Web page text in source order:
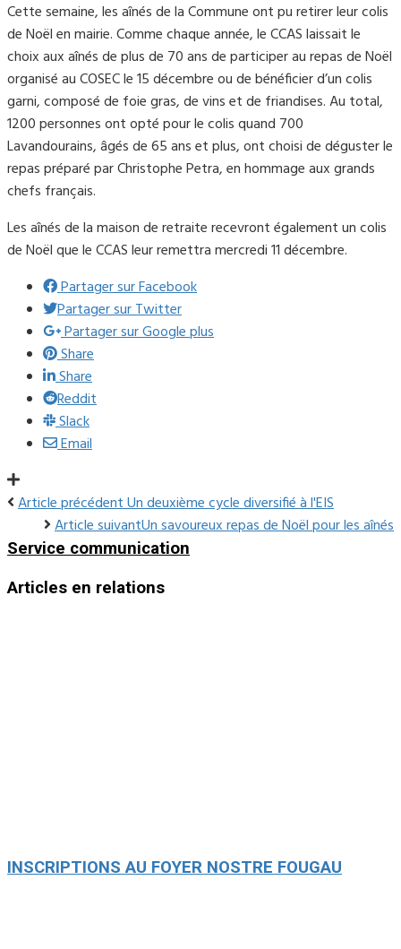
Cette semaine, les aînés de la Commune ont pu retirer leur colis
de Noël en mairie. Comme chaque année, le CCAS laissait le
choix aux aînés de plus de 70 ans de participer au repas de Noël
organisé au COSEC le 15 décembre ou de bénéficier d’un colis
garni, composé de foie gras, de vins et de friandises. Au total,
1200 personnes ont opté pour le colis quand 700
Lavandourains, âgés de 65 ans et plus, ont choisi de déguster le
repas préparé par Christophe Petra, en hommage aux grands
chefs français.
Les aînés de la maison de retraite recevront également un colis
de Noël que le CCAS leur remettra mercredi 11 décembre.
Partager sur Facebook
Partager sur Twitter
Partager sur Google plus
Share
Share
Reddit
Slack
Email
Article précédentUn deuxième cycle diversifié à l'EIS
Article suivantUn savoureux repas de Noël pour les aînés
Service communication
Articles en relations
INSCRIPTIONS AU FOYER NOSTRE FOUGAU